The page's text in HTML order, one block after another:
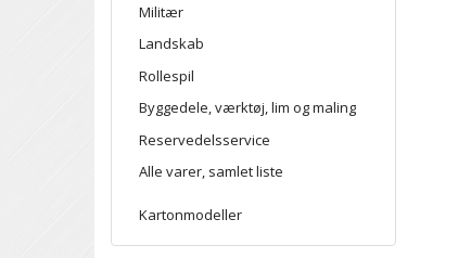
Militær
Landskab
Rollespil
Byggedele, værktøj, lim og maling
Reservedelsservice
Alle varer, samlet liste
Kartonmodeller